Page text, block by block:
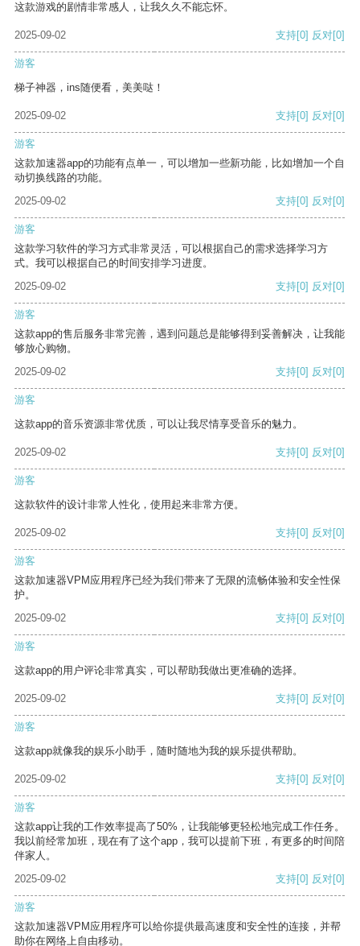
这款游戏的剧情非常感人，让我久久不能忘怀。
2025-09-02 支持[0] 反对[0]
游客
梯子神器，ins随便看，美美哒！
2025-09-02 支持[0] 反对[0]
游客
这款加速器app的功能有点单一，可以增加一些新功能，比如增加一个自
动切换线路的功能。
2025-09-02
支持[0] 反对[0]
游客
这款学习软件的学习方式非常灵活，可以根据自己的需求选择学习方
式。我可以根据自己的时间安排学习进度。
2025-09-02
支持[0] 反对[0]
游客
这款app的售后服务非常完善，遇到问题总是能够得到妥善解决，让我能
够放心购物。
2025-09-02
支持[0] 反对[0]
游客
这款app的音乐资源非常优质，可以让我尽情享受音乐的魅力。
2025-09-02 支持[0] 反对[0]
游客
这款软件的设计非常人性化，使用起来非常方便。
2025-09-02 支持[0] 反对[0]
游客
这款加速器VPM应用程序已经为我们带来了无限的流畅体验和安全性保
护。
2025-09-02
支持[0] 反对[0]
游客
这款app的用户评论非常真实，可以帮助我做出更准确的选择。
2025-09-02 支持[0] 反对[0]
游客
这款app就像我的娱乐小助手，随时随地为我的娱乐提供帮助。
2025-09-02 支持[0] 反对[0]
游客
这款app让我的工作效率提高了50%，让我能够更轻松地完成工作任务。
我以前经常加班，现在有了这个app，我可以提前下班，有更多的时间陪
伴家人。
2025-09-02
支持[0] 反对[0]
游客
这款加速器VPM应用程序可以给你提供最高速度和安全性的连接，并帮
助你在网络上自由移动。